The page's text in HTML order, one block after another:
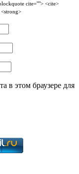
cite=""> <cite>
в этом браузере для